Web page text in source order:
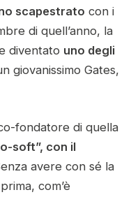
scapestrato con i
di quell’anno, la
diventato uno degli
giovanissimo Gates,
fondatore di quella
soft”, con il
avere con sé la
com’è